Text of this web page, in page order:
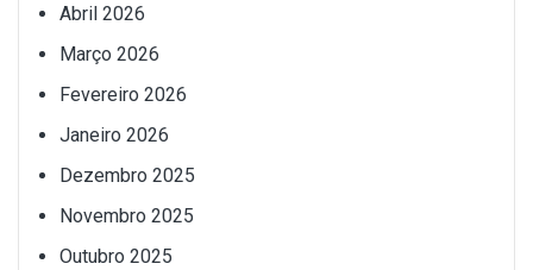
Abril 2026
Março 2026
Fevereiro 2026
Janeiro 2026
Dezembro 2025
Novembro 2025
Outubro 2025